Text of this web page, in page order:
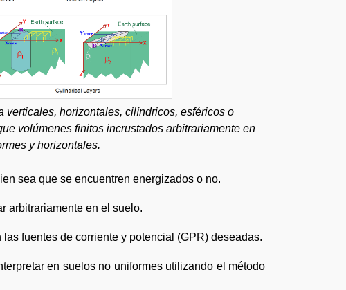
verticales, horizontales, cilíndricos, esféricos o
volúmenes finitos incrustados arbitrariamente en
y horizontales.
sea que se encuentren energizados o no.
arbitrariamente en el suelo.
fuentes de corriente y potencial (GPR) deseadas.
en suelos no uniformes utilizando el método